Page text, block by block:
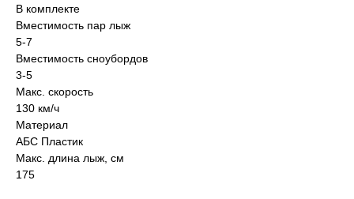
В комплекте
Вместимость пар лыж
5-7
Вместимость сноубордов
3-5
Макс. скорость
130 км/ч
Материал
АБС Пластик
Макс. длина лыж, см
175